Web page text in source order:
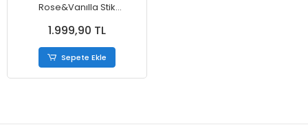
Rose&Vanılla Stik
1.999,90 TL
Sepete Ekle